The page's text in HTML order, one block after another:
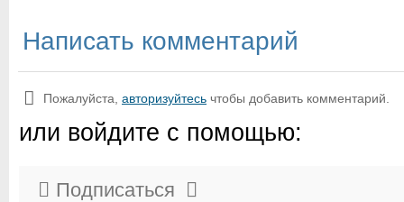
Написать комментарий
Пожалуйста, авторизуйтесь чтобы добавить комментарий.
или войдите с помощью:
Подписаться